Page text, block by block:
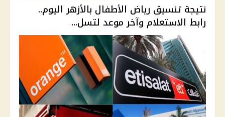
نتيجة تنسيق رياض الأطفال بالأزهر اليوم..
رابط الاستعلام وآخر موعد لتسل...